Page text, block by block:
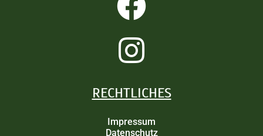
RECHTLICHES
Impressum
Datenschutz